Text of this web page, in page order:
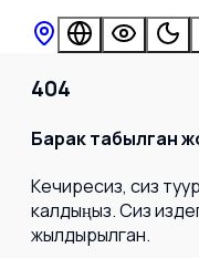
404
Барак табылган
Кечиресиз, сиз
калдыңыз. Сиз
жылдырылган.